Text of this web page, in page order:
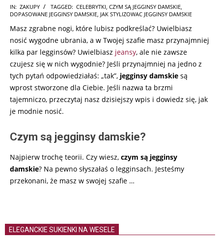
2025-
07-
13
IN: ZAKUPY TAGGED: CELEBRYTKI CZYM SĄ JEGGINSY DAMSKIE
DOPASOWANE JEGGINSY DAMSKIE JAK STYLIZOWAC JEGGINSY DAMSKIE
Masz zgrabne nogi, które lubisz podkreślać? Uwielbiasz
nosić wygodne ubrania, a w Twojej szafie masz przynajmniej
kilka par legginsów? Uwielbiasz jeansy, ale nie zawsze
czujesz się w nich wygodnie? Jeśli przynajmniej na jedno z
tych pytań odpowiedziałaś: „tak”, jegginsy damskie są
wprost stworzone dla Ciebie. Jeśli nazwa ta brzmi
tajemniczo, przeczytaj nasz dzisiejszy wpis i dowiedz się, jak
je modnie nosić.
Czym są jegginsy damskie?
Najpierw trochę teorii. Czy wiesz, czym są jegginsy
damskie? Na pewno słyszałaś o legginsach. Jesteśmy
przekonani, że masz w swojej szafie …
ELEGANCKIE SUKIENKI NA WESELE